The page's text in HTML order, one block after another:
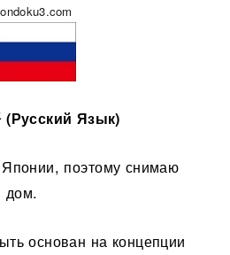
(Русский Язык)
поэтому снимаю
дом.
основан на концепции